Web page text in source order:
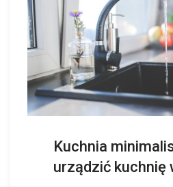
Kuchnia
urządzić kuchnię